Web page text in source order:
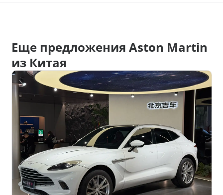
Еще предложения Aston Martin
из Китая